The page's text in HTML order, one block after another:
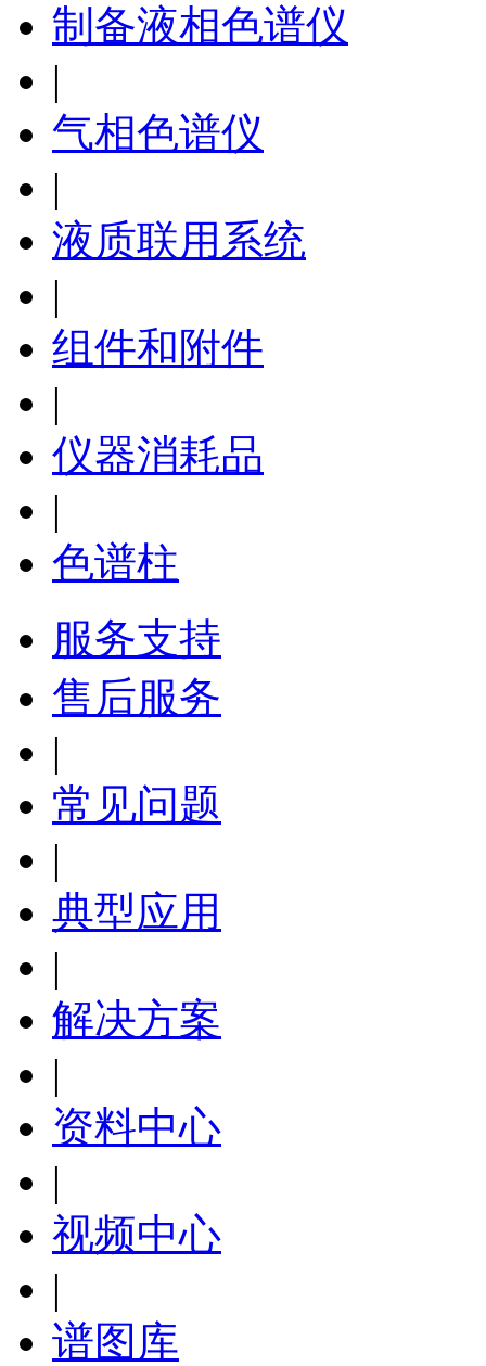
制备液相色谱仪
|
气相色谱仪
|
液质联用系统
|
组件和附件
|
仪器消耗品
|
色谱柱
服务支持
售后服务
|
常见问题
|
典型应用
|
解决方案
|
资料中心
|
视频中心
|
谱图库